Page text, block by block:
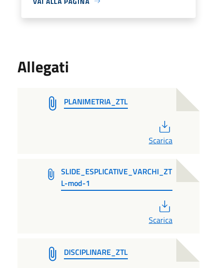
Allegati
PLANIMETRIA_ZTL
Scarica
SLIDE_ESPLICATIVE_VARCHI_ZT
L-mod-1
Scarica
DISCIPLINARE_ZTL